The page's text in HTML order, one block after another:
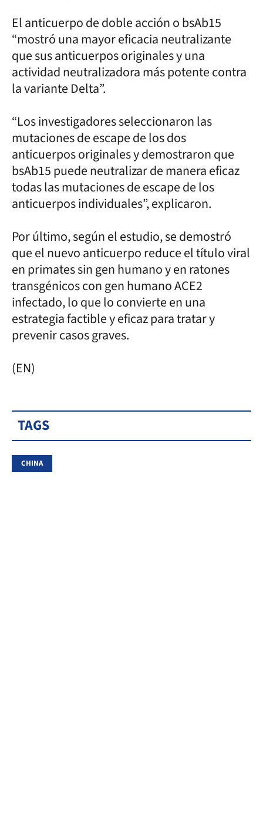
El anticuerpo de doble acción o bsAb15
“mostró una mayor eficacia neutralizante
que sus anticuerpos originales y una
actividad neutralizadora más potente contra
la variante Delta”.
“Los investigadores seleccionaron las
mutaciones de escape de los dos
anticuerpos originales y demostraron que
bsAb15 puede neutralizar de manera eficaz
todas las mutaciones de escape de los
anticuerpos individuales”, explicaron.
Por último, según el estudio, se demostró
que el nuevo anticuerpo reduce el título viral
en primates sin gen humano y en ratones
transgénicos con gen humano ACE2
infectado, lo que lo convierte en una
estrategia factible y eficaz para tratar y
prevenir casos graves.
(EN)
TAGS
CHINA